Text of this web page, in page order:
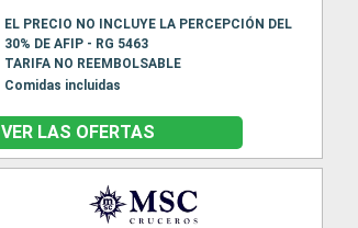
EL PRECIO NO INCLUYE LA PERCEPCIÓN DEL
30% DE AFIP - RG 5463
TARIFA NO REEMBOLSABLE
Comidas incluidas
VER LAS OFERTAS